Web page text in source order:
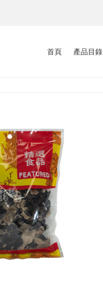
首頁 產品目錄